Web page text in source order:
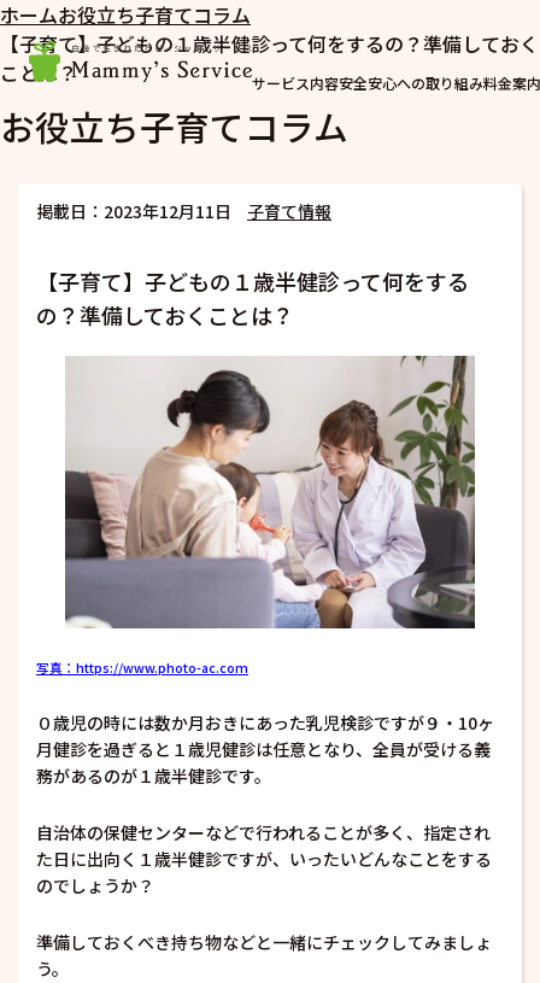
サービス内容安全安心への取り組み料金案内
ホームお役立ち子育てコラム
【子育て】子どもの１歳半健診って何をするの？準備しておく
ことは？
お役立ち子育てコラム
掲載日：2023年12月11日 子育て情報
【子育て】子どもの１歳半健診って何をする
の？準備しておくことは？
写真：https://www.photo-ac.com
０歳児の時には数か月おきにあった乳児検診ですが９・10ヶ
月健診を過ぎると１歳児健診は任意となり、全員が受ける義
務があるのが１歳半健診です。
自治体の保健センターなどで行われることが多く、指定され
た日に出向く１歳半健診ですが、いったいどんなことをする
のでしょうか？
準備しておくべき持ち物などと一緒にチェックしてみましょ
う。